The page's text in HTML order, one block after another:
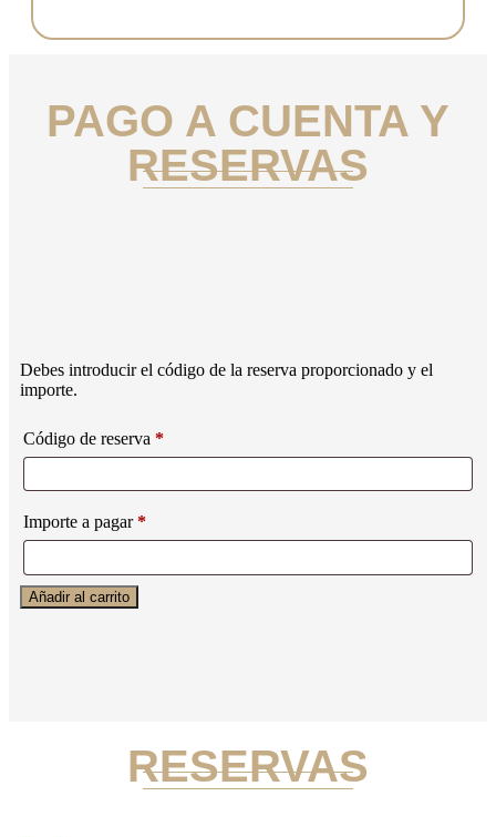
PAGO A CUENTA Y
RESERVAS
Debes introducir el código de la reserva proporcionado y el
importe.
Código de reserva *
Importe a pagar *
Añadir al carrito
RESERVAS